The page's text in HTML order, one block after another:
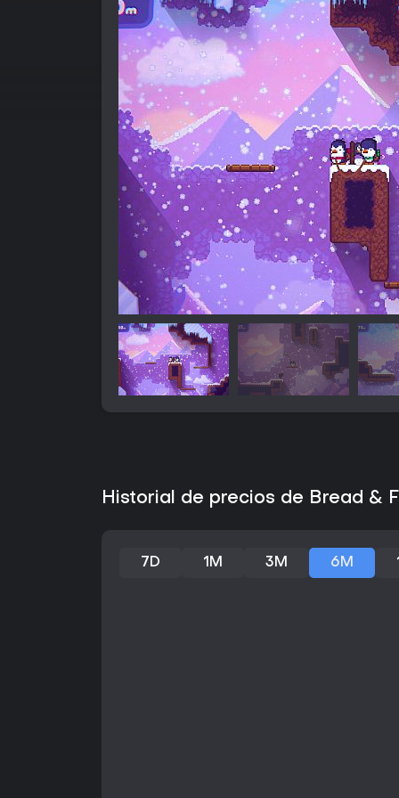
Historial de precios de Bread &
7D 1M 3M 6M